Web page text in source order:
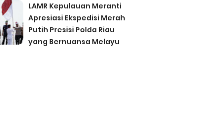
LAMR Kepulauan Meranti
Apresiasi Ekspedisi Merah
Putih Presisi Polda Riau
yang Bernuansa Melayu